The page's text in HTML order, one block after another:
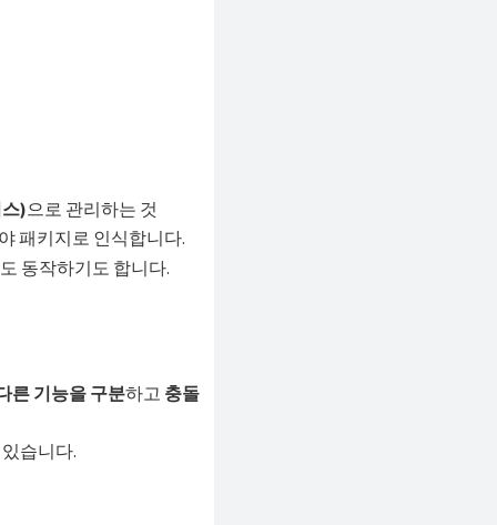
)으로 관리하는 것
패키지로 인식합니다.
동작하기도 합니다.
른 기능을 구분하고 충돌
습니다.